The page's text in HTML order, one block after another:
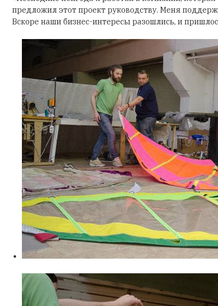
предложил этот проект руководству. Меня
Вскоре наши бизнес-интересы разошлись, и